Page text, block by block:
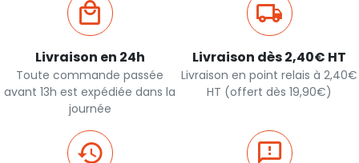
Livraison en 24h
Toute commande passée
avant 13h est expédiée dans la
journée
Livraison dès 2,40€ HT
Livraison en point relais à 2,40€
HT (offert dès 19,90€)